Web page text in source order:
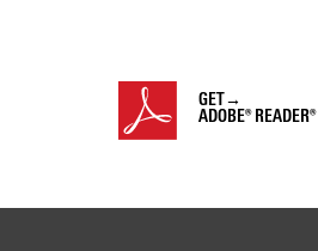
GET→
ADOBE® READER®